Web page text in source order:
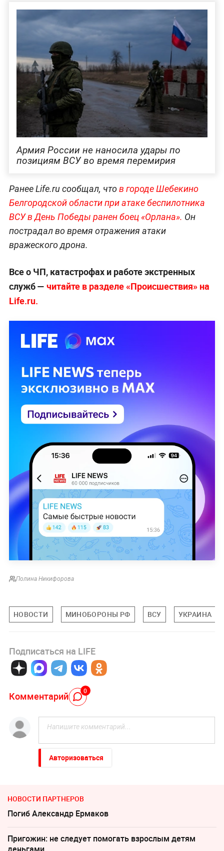
Армия России не наносила удары по
позициям ВСУ во время перемирия
Ранее Life.ru сообщал, чтов городе Шебекино
Белгородской области при атаке беспилотника
ВСУ в День Победы ранен боец «Орлана». Он
пострадал во время отражения атаки
вражеского дрона.
Все о ЧП, катастрофах и работе экстренных
служб — читайте в разделе «Происшествия» на
Life.ru.
Полина Никифорова
НОВОСТИ МИНОБОРОНЫ РФ ВСУ УКРАИНА
Подписаться на LIFE
Комментарий 0
Авторизоваться
НОВОСТИ ПАРТНЕРОВ
Погиб Александр Ермаков
Пригожин: не следует помогать взрослым детям